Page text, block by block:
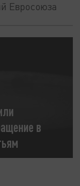
Евросоюза
в